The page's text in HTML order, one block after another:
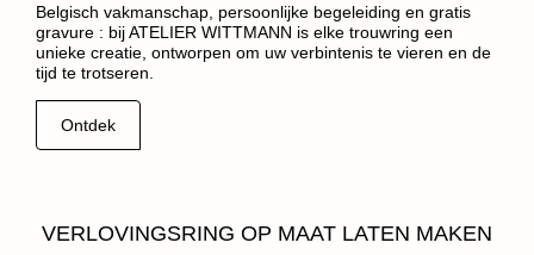
Belgisch vakmanschap, persoonlijke begeleiding en gratis
gravure : bij ATELIER WITTMANN is elke trouwring een
unieke creatie, ontworpen om uw verbintenis te vieren en de
tijd te trotseren.
Ontdek
VERLOVINGSRING OP MAAT LATEN MAKEN